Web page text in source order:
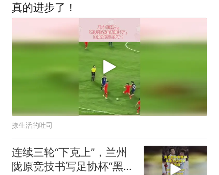
真的进步了！
撩生活的吐司
连续三轮“下克上”，兰州
陇原竞技书写足协杯“黑